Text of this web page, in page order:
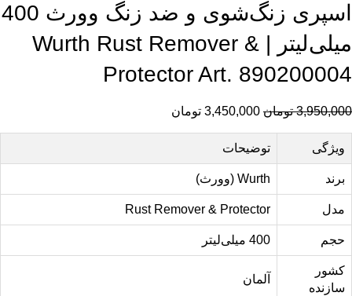
اسپری زنگ‌شوی و ضد زنگ وورث 400
میلی‌لیتر | Wurth Rust Remover &
Protector Art. 890200004
3,950,000 تومان 3,450,000 تومان
ویژگی توضیحات
برند Wurth (وورث)
مدل Rust Remover & Protector
حجم 400 میلی‌لیتر
کشور
سازنده
آلمان